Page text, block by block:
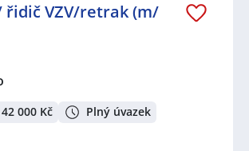
řidič VZV/retrak (m/
000 Kč Plný úvazek